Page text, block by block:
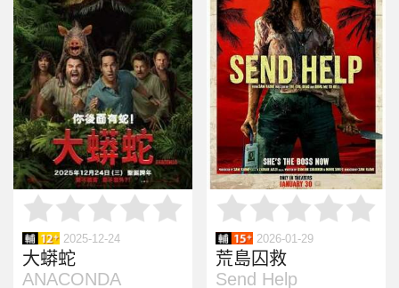
2026-01-29
荒島囚救
Send Help
2025-12-24
大蟒蛇
ANACONDA